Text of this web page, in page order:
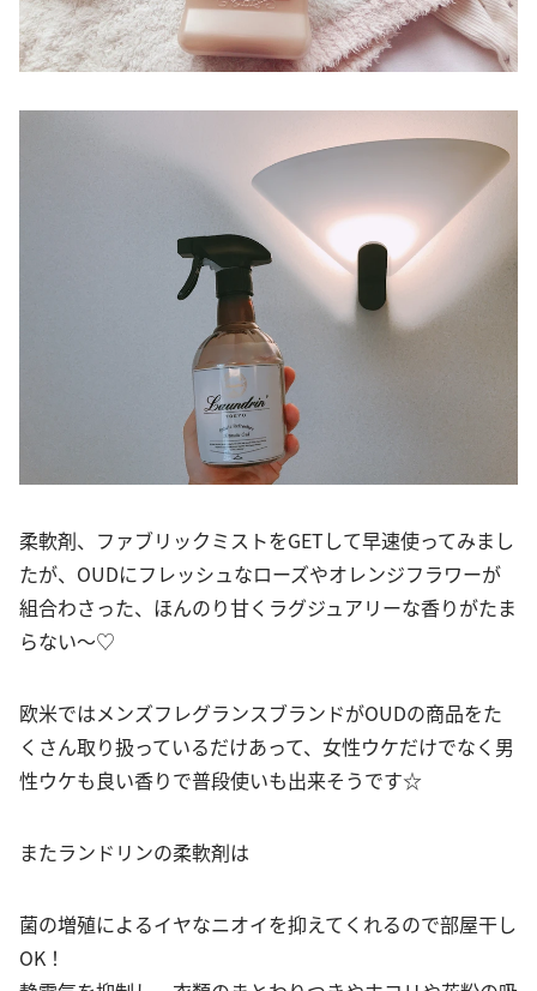
柔軟剤、ファブリックミストをGETして早速使ってみまし
たが、OUDにフレッシュなローズやオレンジフラワーが
組合わさった、ほんのり甘くラグジュアリーな香りがたま
らない〜♡
欧米ではメンズフレグランスブランドがOUDの商品をた
くさん取り扱っているだけあって、女性ウケだけでなく男
性ウケも良い香りで普段使いも出来そうです☆
またランドリンの柔軟剤は
菌の増殖によるイヤなニオイを抑えてくれるので部屋干し
OK！